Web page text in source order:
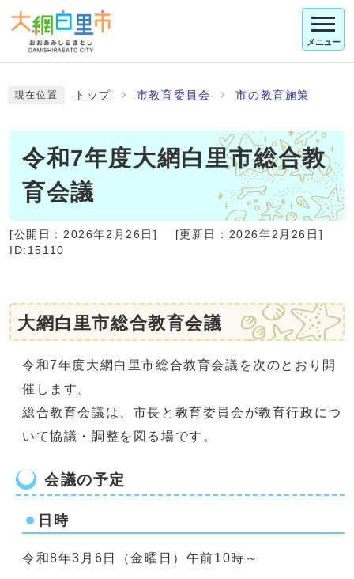
メニュー
現在位置 トップ 市教育委員会 市の教育施策
令和7年度大網白里市総合教
育会議
[公開日： 2026年2月26日 ] [更新日： 2026年2月26日 ]
ID:15110
大網白里市総合教育会議
令和7年度大網白里市総合教育会議を次のとおり開
催します。
総合教育会議は、市長と教育委員会が教育行政につ
いて協議・調整を図る場です。
会議の予定
日時
令和8年3月6日（金曜日）午前10時～